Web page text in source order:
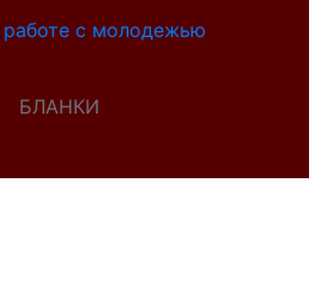
работе с молодежью
БЛАНКИ